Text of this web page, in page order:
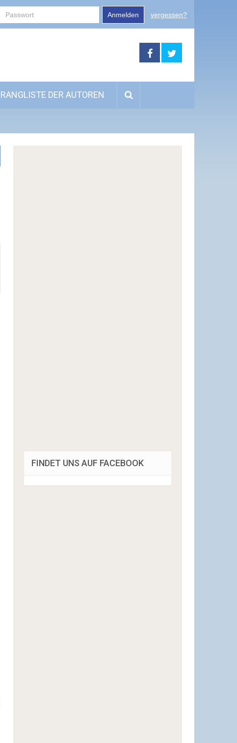
Anmelden vergessen?
RANGLISTE DER AUTOREN
FINDET UNS AUF FACEBOOK